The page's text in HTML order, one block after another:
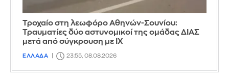
Τροχαίο στη λεωφόρο Αθηνών-Σουνίου:
Τραυματίες δύο αστυνομικοί της ομάδας ΔΙΑΣ
μετά από σύγκρουση με ΙΧ
ΕΛΛΑΔΑ 23:55, 08.08.2026